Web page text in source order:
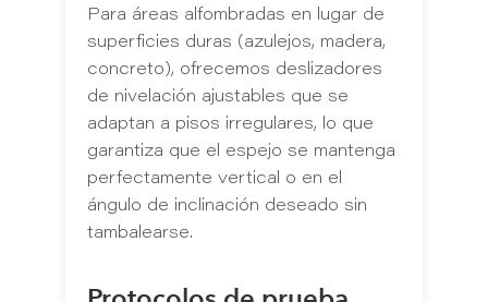
Para áreas alfombradas en lugar de
superficies duras (azulejos, madera,
concreto), ofrecemos deslizadores
de nivelación ajustables que se
adaptan a pisos irregulares, lo que
garantiza que el espejo se mantenga
perfectamente vertical o en el
ángulo de inclinación deseado sin
tambalearse.